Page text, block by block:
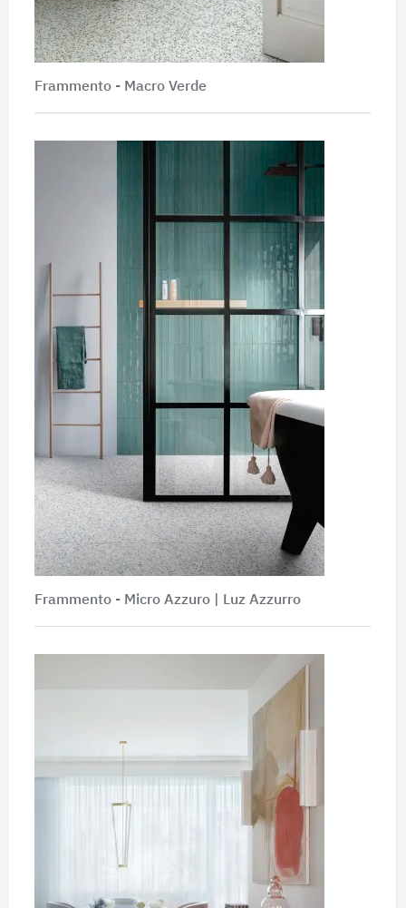
Frammento - Macro Verde
Frammento - Micro Azzuro | Luz Azzurro